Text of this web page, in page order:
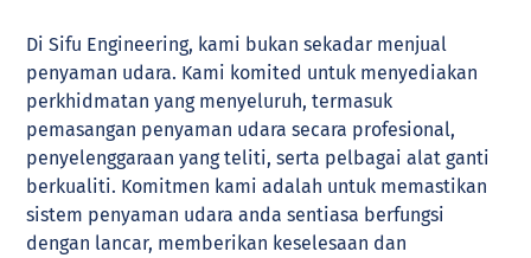
Di Sifu Engineering, kami bukan sekadar menjual
penyaman udara. Kami komited untuk menyediakan
perkhidmatan yang menyeluruh, termasuk
pemasangan penyaman udara secara profesional,
penyelenggaraan yang teliti, serta pelbagai alat ganti
berkualiti. Komitmen kami adalah untuk memastikan
sistem penyaman udara anda sentiasa berfungsi
dengan lancar, memberikan keselesaan dan